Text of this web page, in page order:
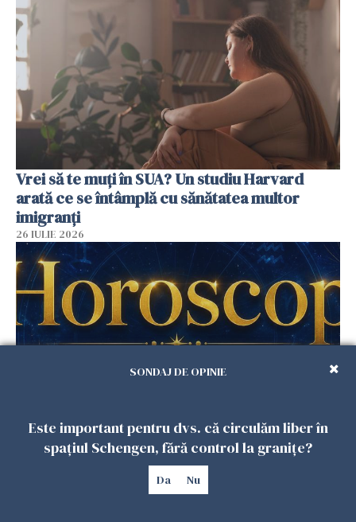
Vrei să te muți în SUA? Un studiu Harvard
arată ce se întâmplă cu sănătatea multor
imigranți
26 IULIE 2026
Horoscop 27 iulie. Lunea care schimbă ritmul
săptămânii. Universul deschide uși
neașteptate pentru unele zodii
SONDAJ DE OPINIE
Este important pentru dvs. că circulăm liber în
spațiul Schengen, fără control la granițe?
Da Nu